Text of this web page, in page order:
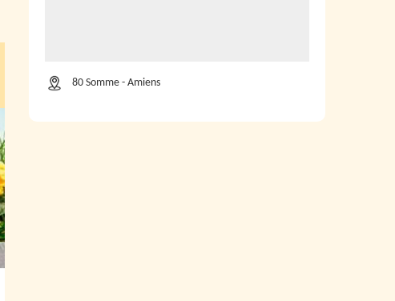
80 Somme - Amiens